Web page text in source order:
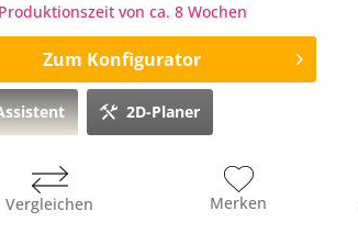
von ca. 8 Wochen
Zum Konfigurator
2D-Planer
Vergleichen Merken